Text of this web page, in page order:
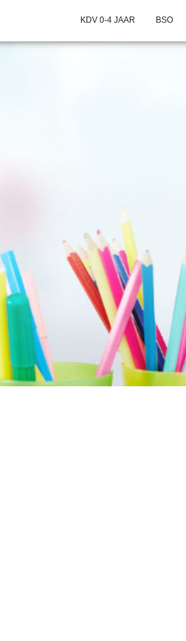
KDV 0-4 JAAR BSO